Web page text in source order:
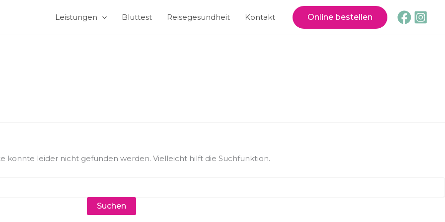
Leistungen Bluttest Reisegesundheit Kontakt Online bestellen
konnte leider nicht gefunden werden. Vielleicht hilft die Suchfunktion.